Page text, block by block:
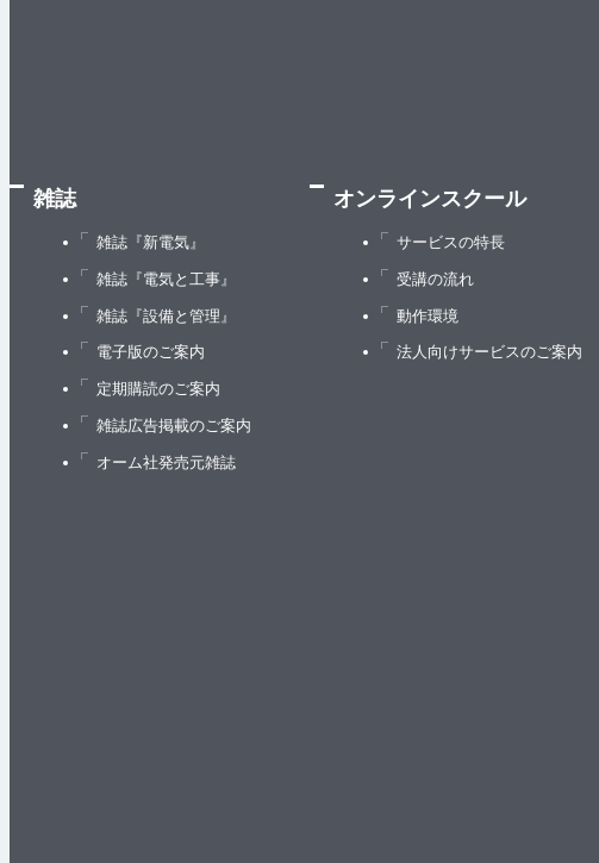
雑誌
雑誌『新電気』
雑誌『電気と工事』
雑誌『設備と管理』
電子版のご案内
定期購読のご案内
雑誌広告掲載のご案内
オーム社発売元雑誌
オンラインスクール
サービスの特長
受講の流れ
動作環境
法人向けサービスのご案内